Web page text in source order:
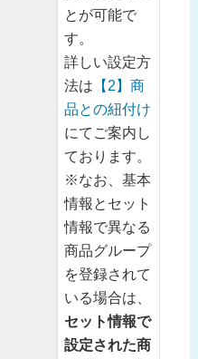
とが可能で
す。
詳しい設定方
法は 【2】商
品との紐付け
にてご案内し
ております。
※なお、基本
情報とセット
情報で異なる
商品グループ
を登録されて
いる場合は、
セット情報で
設定された商